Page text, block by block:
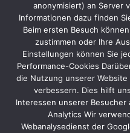
stellt
zusammen
Ernst
Reiner
und
Katho
aus.
drei
anonymisiert) an Server
Informationen dazu finden
Beim ersten Besuch
zustimmen oder Ihre
Einstellungen können Sie
Performance-Cookies
die Nutzung unserer
verbessern. Dies hilft
Interessen unserer Besucher
Analytics Wir
Webanalysedienst der